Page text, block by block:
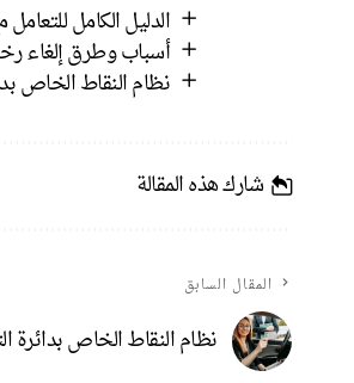
الدليل الكامل
أسباب وطرق إلغاء
نظام النقاط الخاص
شارك هذه المقالة
المقال السابق
نظام النقاط الخاص